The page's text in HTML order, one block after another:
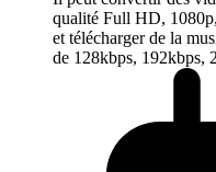
qualité Full HD,
et télécharger de la
de 128kbps, 192kbps,